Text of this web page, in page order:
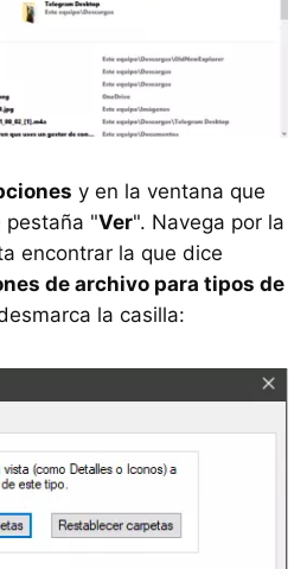
y en la ventana que
pestaña "Ver". Navega por la
encontrar la que dice
de archivo para tipos de
la casilla: